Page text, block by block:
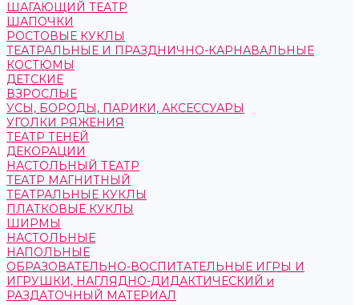
ШАГАЮЩИЙ ТЕАТР
ШАПОЧКИ
РОСТОВЫЕ КУКЛЫ
ТЕАТРАЛЬНЫЕ И ПРАЗДНИЧНО-КАРНАВАЛЬНЫЕ
КОСТЮМЫ
ДЕТСКИЕ
ВЗРОСЛЫЕ
УСЫ, БОРОДЫ, ПАРИКИ, АКСЕССУАРЫ
УГОЛКИ РЯЖЕНИЯ
ТЕАТР ТЕНЕЙ
ДЕКОРАЦИИ
НАСТОЛЬНЫЙ ТЕАТР
ТЕАТР МАГНИТНЫЙ
ТЕАТРАЛЬНЫЕ КУКЛЫ
ПЛАТКОВЫЕ КУКЛЫ
ШИРМЫ
НАСТОЛЬНЫЕ
НАПОЛЬНЫЕ
ОБРАЗОВАТЕЛЬНО-ВОСПИТАТЕЛЬНЫЕ ИГРЫ И
ИГРУШКИ, НАГЛЯДНО-ДИДАКТИЧЕСКИЙ и
РАЗДАТОЧНЫЙ МАТЕРИАЛ